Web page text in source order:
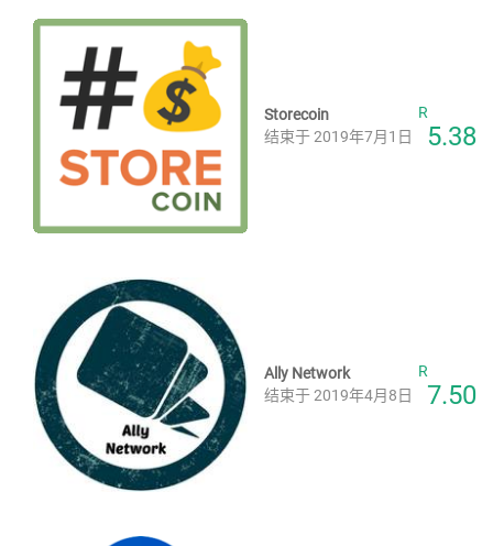
Storecoin
结束于 2019年7月1日
R
5.38
Ally Network
结束于 2019年4月8日
R
7.50